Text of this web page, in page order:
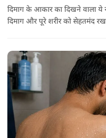
दिमाग के आकार का दिखने वाला ये
दिमाग और पूरे शरीर को सेहतमंद
मिनरल्स जो सेहत के लिए वरदान
हैं कि अखरोट खाना सेहत के लिए